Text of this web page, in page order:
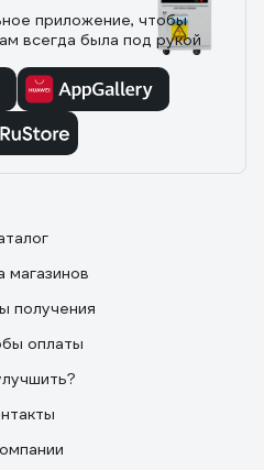
до 160В), долго искал
приложение, чтобы
всегда была под рукой
магазинов
получения
оплаты